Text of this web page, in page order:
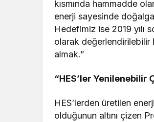
kısmında hammadde
enerji sayesinde
Hedefimiz ise 2019
olarak
almak.”
“HES’ler Yenilenebilir
HES’lerden üretilen
olduğunun altını çizen